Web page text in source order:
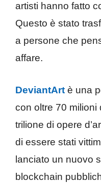
artisti hanno fatto
Questo è stato
a persone che
affare.
DeviantArt è una
con oltre 70 milioni
trilione di opere
di essere stati
lanciato un nuovo
blockchain